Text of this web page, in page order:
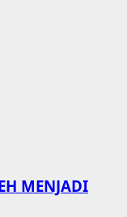
MENJADI